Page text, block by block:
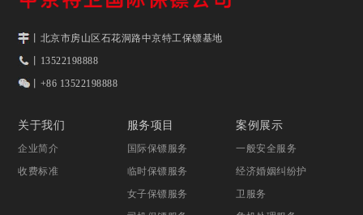
丨北京市房山区石花洞路中京特工保镖基地
丨13522198888
丨+86 13522198888
关于我们
企业简介
收费标准
服务项目
国际保镖服务
临时保镖服务
女子保镖服务
案例展示
一般安全服务
经济婚姻纠纷护
卫服务